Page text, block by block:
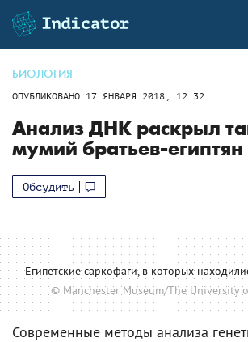
БИОЛОГИЯ
ОПУБЛИКОВАНО 17 ЯНВАРЯ 2018, 12:32
Анализ ДНК раскрыл
мумий братьев-египтян
Обсудить
Египетские саркофаги, в которых
© Manchester Museum/The University
Современные методы анализа